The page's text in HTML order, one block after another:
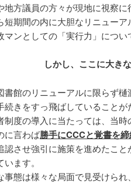
地方議員の方々が現地に視察
短期間の内に大胆なリニュー
マンとしての「実行力」につい
しかし、ここに大き
館のリニューアルに限らず樋
続きをすっ飛ばしていることが
制度の導入に当たっては、当
に言わば勝手にCCCと覚書を
認させ強引に施策を進めたこ
ます。
事態は様々な局面で見受けら